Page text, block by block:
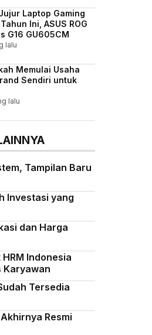
Laptop Gaming
Ini, ASUS ROG
G16 GU605CM
lalu
Memulai Usaha
Sendiri untuk
lalu
Tampilan Baru
Investasi yang
dan Harga
Indonesia
Karyawan
Tersedia
Resmi